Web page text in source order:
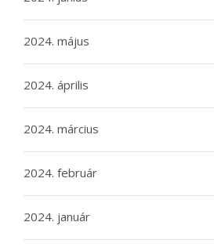
2024. május
2024. április
2024. március
2024. február
2024. január